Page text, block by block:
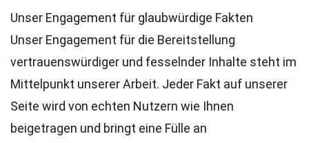
Unser Engagement für glaubwürdige Fakten
Unser Engagement für die Bereitstellung
vertrauenswürdiger und fesselnder Inhalte steht im
Mittelpunkt unserer Arbeit. Jeder Fakt auf unserer
Seite wird von echten Nutzern wie Ihnen
beigetragen und bringt eine Fülle an